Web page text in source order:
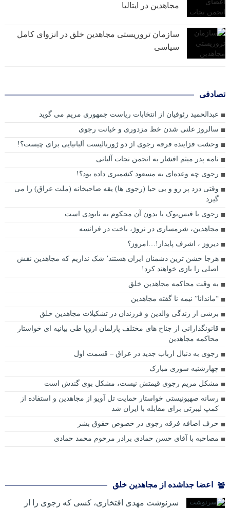
مجاهدین در ایتالیا
سازمان تروریستی مجاهدین خلق در انزوای کامل
سیاسی
تصادفی
عبدالحمید رئوفیان از انتخابات ریاست جمهوری مریم می گوید
سالروز علنی شدن خط مزدوری و خیانت رجوی
وحشت فزاینده فرقه رجوی از دو ژورنالیست آلبانیایی برای چیست؟!
نامه پدر میثم افشار به انجمن نجات آلبانی
رجوی چه وعده‌ای به مسعود کشمیری داده بود؟!
وقتی دزد پر رو و بی حیا (رجوی ها) یقه صاحبخانه (ملت عراق) را می
گیرد
رجوی با فیس‌بوک یا بدون آن محکوم به نابودی است
مجاهدین، شرم‎ساری در نروژ، باخت در فرانسه
ديروز ، اشرف پايدار!…امروز؟
هرجا خشن ترین دشمنان ایران هستند٬ شک نداریم که مجاهدین نقش
اصلی را بازی خواهند کرد!
به وقت محاکمه مجاهدین خلق
“ماندانا” نیمه نا گفته مجاهدین
برشی از زندگی والدین و فرزندان در تشکیلات مجاهدین خلق
قانونگذارانی از جناح های مختلف پارلمان اروپا طی بیانیه ای خواستار
محاکمه مجاهدین
رجوی به دنبال ارباب جدید در عراق – قسمت اول
چهارشنبه سوری مبارک
مشکل مریم رجوی قیمتش نیست، مشکل بوی گندش است
رسانه صهیونیستی خواستار حمایت تل آویو از مجاهدین و استفاده از
کمپ لیبرتی برای مقابله با ایران شد
حرف اضافه فرقه رجوی در خصوص حقوق بشر
مصاحبه با آقای حسن حمادی برادر مرحوم محمد حمادی
اعضا جداشده از مجاهدین خلق
سرنوشت مهدی افتخاری، کسی که رجوی را از